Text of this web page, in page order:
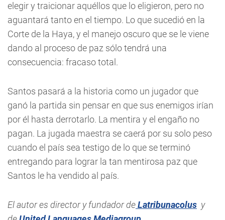
elegir y traicionar aquéllos que lo eligieron, pero no
aguantará tanto en el tiempo. Lo que sucedió en la
Corte de la Haya, y el manejo oscuro que se le viene
dando al proceso de paz sólo tendrá una
consecuencia: fracaso total.
Santos pasará a la historia como un jugador que
ganó la partida sin pensar en que sus enemigos irían
por él hasta derrotarlo. La mentira y el engaño no
pagan. La jugada maestra se caerá por su solo peso
cuando el país sea testigo de lo que se terminó
entregando para lograr la tan mentirosa paz que
Santos le ha vendido al país.
El autor es director y fundador deLatribunacolus y